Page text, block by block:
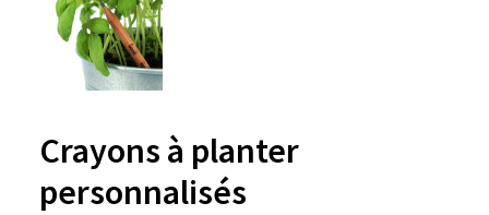
Crayons à planter
personnalisés